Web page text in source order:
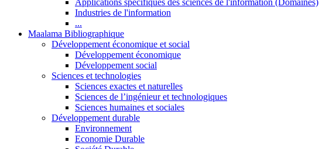
Applications spécifiques des sciences de l'information (Domaines)
Industries de l'information
...
Maalama Bibliographique
Développement économique et social
Développement économique
Développement social
Sciences et technologies
Sciences exactes et naturelles
Sciences de l’ingénieur et technologiques
Sciences humaines et sociales
Développement durable
Environnement
Economie Durable